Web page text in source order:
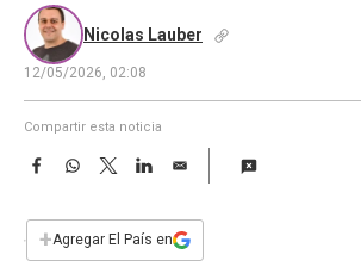
Nicolas Lauber
12/05/2026, 02:08
Compartir esta noticia
F
e
b
W
s
T
w
t
L
E
i
l
+Agregar El País en